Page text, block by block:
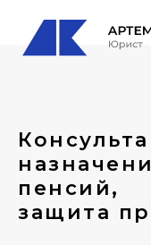
пенсий,
защита